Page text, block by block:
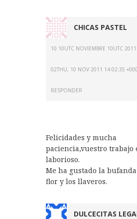
CHICAS PASTEL
10 10UTC NOVIEMBRE 10UTC
02THU, 10 NOV 2011 14:02:35
RESPONDER
Felicidades y mucha
paciencia,vuestro trabajo
laborioso.
Me ha gustado la
flor y los llaveros.
DULCECITAS